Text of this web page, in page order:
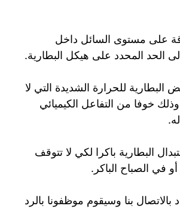
بدقة على مستوى السائل داخل
الى الحد المحدد على هيكل البطارية.
البطارية للحرارة الشديدة التي لا
خوفا من التفاعل الكيميائي
البطارية باكرا لكي لا تتوقف
في الصباح الباكر.
بالاتصال بنا وسيقوم موظفونا بالرد